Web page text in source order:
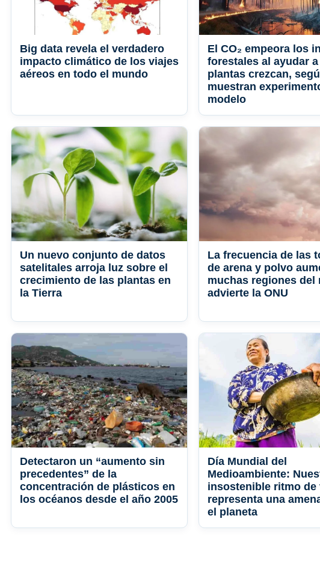
Big data revela el verdadero
impacto climático de los viajes
aéreos en todo el mundo
El CO₂ empeora los
forestales al ayudar
plantas crezcan,
muestran
modelo
Un nuevo conjunto de datos
satelitales arroja luz sobre el
crecimiento de las plantas en
la Tierra
La frecuencia de las
de arena y polvo
muchas regiones del
advierte la ONU
Detectaron un “aumento sin
precedentes” de la
concentración de plásticos en
los océanos desde el año 2005
Día Mundial del
Medioambiente:
insostenible ritmo de
representa una
el planeta